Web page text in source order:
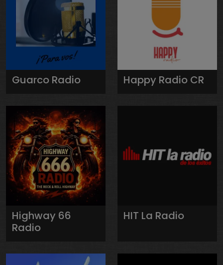
Guarco Radio Happy Radio CR
Highway 66
Radio
HIT La Radio